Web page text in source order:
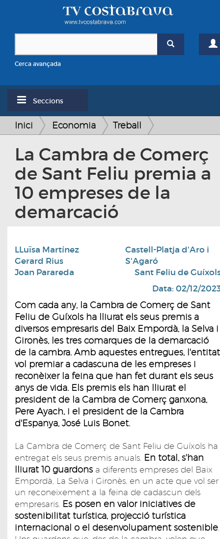
Cerca avançada
Seccions
Inici Economia Treball
La Cambra de Comerç
de Sant Feliu premia a
10 empreses de la
demarcació
LLuïsa Martínez
Gerard Rius
Joan Parareda
Castell-Platja d'Aro i
S'Agaró
Sant Feliu de
Data: 02/12/
Com cada any, la Cambra de Comerç de Sant
Feliu de Guíxols ha lliurat els seus premis a
diversos empresaris del Baix Empordà, la Selva i
Gironès, les tres comarques de la demarcació
de la cambra. Amb aquestes entregues, l'entitat
vol premiar a cadascuna de les empreses i
reconèixer la feina que han fet durant els seus
anys de vida. Els premis els han lliurat el
president de la Cambra de Comerç ganxona,
Pere Ayach, i el president de la Cambra
d'Espanya, José Luis Bonet.
La Cambra de Comerç de Sant Feliu de Guíxols ha
entregat els seus premis anuals. En total, s'han
lliurat 10 guardons a diferents empreses del Baix
Empordà, La Selva i Gironès, en un acte que vol ser
un reconeixement a la feina de cadascun dels
empresaris. Es posen en valor iniciatives de
sostenibilitat turística, projecció turística
internacional o el desenvolupament sostenible.